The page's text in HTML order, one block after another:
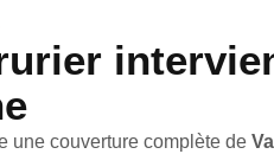
une couverture complète de